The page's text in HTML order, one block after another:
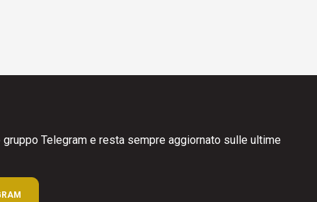
Telegram e resta sempre aggiornato sulle ultime